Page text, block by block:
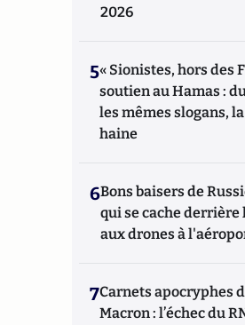
2026
5« Sionistes, hors des
soutien au Hamas :
les mêmes slogans,
haine
6Bons baisers de
qui se cache derrière
aux drones à
7Carnets apocryphes
Macron : l’échec du